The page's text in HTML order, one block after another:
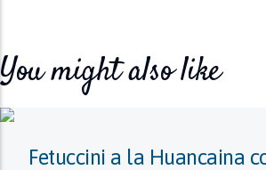
You might also like
Fetuccini a la Huancaina